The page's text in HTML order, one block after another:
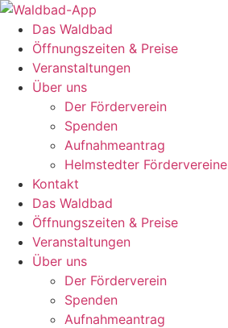
Zum
Inhalt
springen
Das Waldbad
Öffnungszeiten & Preise
Veranstaltungen
Über uns
Der Förderverein
Spenden
Aufnahmeantrag
Helmstedter Fördervereine
Kontakt
Das Waldbad
Öffnungszeiten & Preise
Veranstaltungen
Über uns
Der Förderverein
Spenden
Aufnahmeantrag